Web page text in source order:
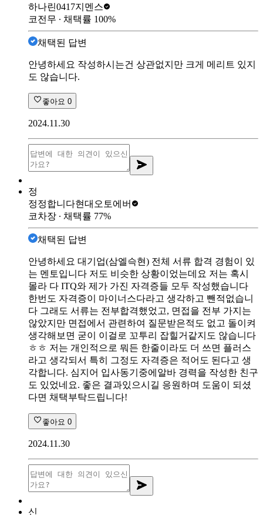
하나린0417지멘스
코전무 ∙ 채택률 100%
채택된 답변
안녕하세요 작성하시는건 상관없지만 크게 메리트 있지
도 않습니다.
좋아요 0
2024.11.30
정
정정합니다현대오토에버
코차장 ∙ 채택률 77%
채택된 답변
안녕하세요 대기업(삼엘슥현) 전체 서류 합격 경험이 있
는 멘토입니다 저도 비슷한 상황이었는데요 저는 혹시
몰라 다 ITQ와 제가 가진 자격증들 모두 작성했습니다
한번도 자격증이 마이너스다라고 생각하고 뺀적없습니
다 그래도 서류는 전부합격했었고, 면접을 전부 가지는
않았지만 면접에서 관련하여 질문받은적도 없고 돌이켜
생각해보면 굳이 이걸로 꼬투리 잡힐거같지도 않습니다
ㅎㅎ 저는 개인적으로 뭐든 한줄이라도 더 쓰면 플러스
라고 생각되서 특히 그정도 자격증은 적어도 된다고 생
각합니다. 심지어 입사동기중에알바 경력을 작성한 친구
도 있었네요. 좋은 결과있으시길 응원하며 도움이 되셨
다면 채택부탁드립니다!
좋아요 0
2024.11.30
신